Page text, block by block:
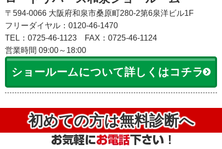
〒594-0066 大阪府和泉市桑原町280-2第6泉洋ビル1F
フリーダイヤル：0120-46-1470
TEL：0725-46-1123
FAX：0725-46-1124
営業時間 09:00～18:00
ショールームについて詳しくはコチラ
初めての方は無料診断へ